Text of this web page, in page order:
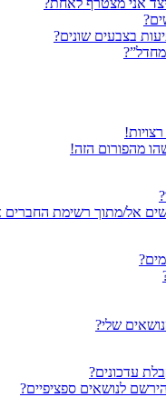
בצבעים שונים?
מהפורום הזה!
אל/מתוך רשימת החברים
שלי?
עדכונים?
לנושאים ספציפיים?